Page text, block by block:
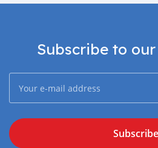
Subscribe to
Subscribe